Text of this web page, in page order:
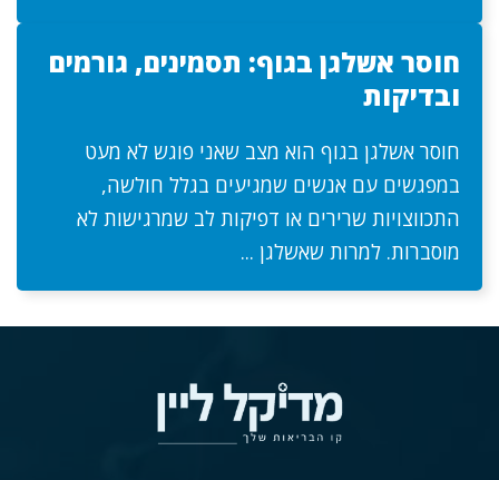
חוסר אשלגן בגוף: תסמינים, גורמים
ובדיקות
חוסר אשלגן בגוף הוא מצב שאני פוגש לא מעט
במפגשים עם אנשים שמגיעים בגלל חולשה,
התכווצויות שרירים או דפיקות לב שמרגישות לא
מוסברות. למרות שאשלגן ...